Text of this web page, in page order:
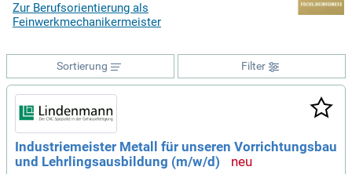
Zur Berufsorientierung als
Feinwerkmechanikermeister
Filter
Sortierung
Industriemeister Metall für unseren Vorrichtungsbau
und Lehrlingsausbildung (m/w/d)